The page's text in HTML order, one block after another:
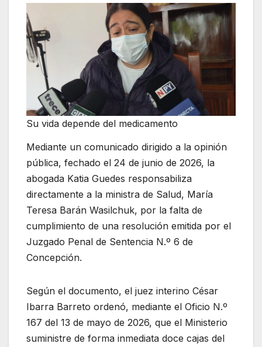
Su vida depende del medicamento
Mediante un comunicado dirigido a la opinión
pública, fechado el 24 de junio de 2026, la
abogada Katia Guedes responsabiliza
directamente a la ministra de Salud, María
Teresa Barán Wasilchuk, por la falta de
cumplimiento de una resolución emitida por el
Juzgado Penal de Sentencia N.º 6 de
Concepción.
Según el documento, el juez interino César
Ibarra Barreto ordenó, mediante el Oficio N.º
167 del 13 de mayo de 2026, que el Ministerio
suministre de forma inmediata doce cajas del